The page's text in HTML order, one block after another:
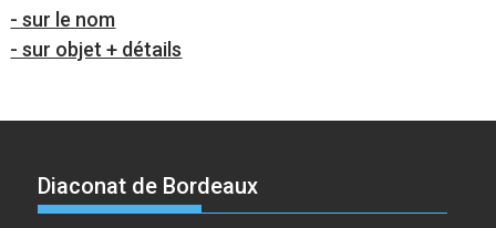
- sur le nom
- sur objet + détails
Diaconat de Bordeaux